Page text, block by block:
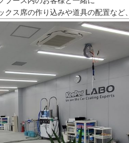
ス席の作り込みや道具の配置など、